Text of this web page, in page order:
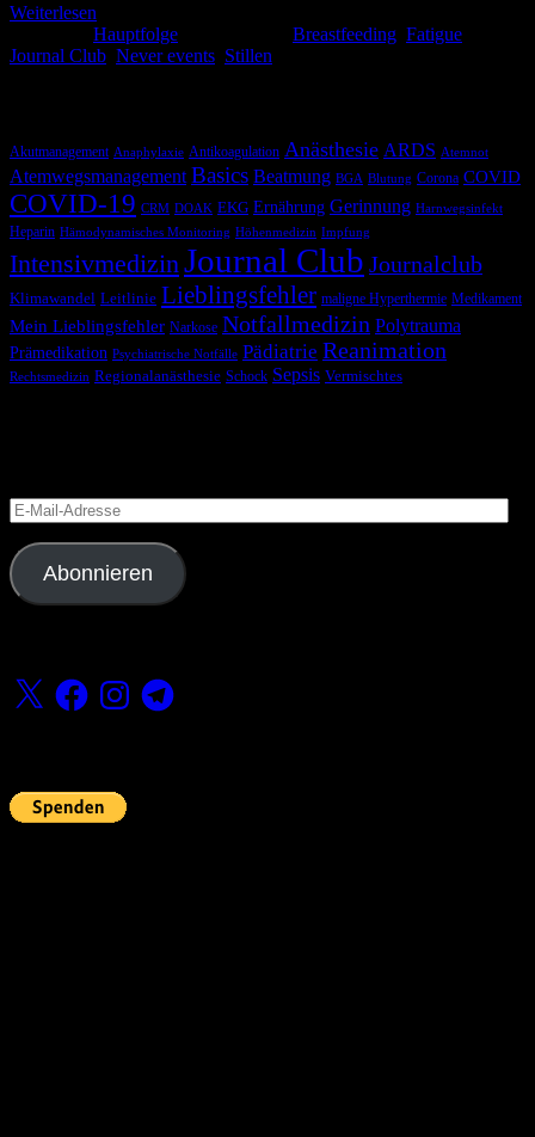
Weiterlesen
Hauptfolge Breastfeeding Fatigue
Journal Club Never events Stillen
Akutmanagement Anaphylaxie Antikoagulation Anästhesie ARDS Atemnot
Atemwegsmanagement Basics Beatmung BGA Blutung Corona COVID
COVID-19 CRM DOAK EKG Ernährung Gerinnung Harnwegsinfekt
Heparin Hämodynamisches Monitoring Höhenmedizin Impfung
IntensivmedizinJournal Club Journalclub
Klimawandel Leitlinie Lieblingsfehler maligne Hyperthermie Medikament
Mein Lieblingsfehler Narkose Notfallmedizin Polytrauma
Prämedikation Psychiatrische Notfälle Pädiatrie Reanimation
Rechtsmedizin Regionalanästhesie Schock Sepsis Vermischtes
E-
Mail-
Adresse
Abonnieren
X FacebookInstagramTelegram